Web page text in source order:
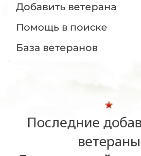
Добавить ветерана
Помощь в поиске
База ветеранов
Последние
ветераны